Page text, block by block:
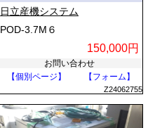
日立産機システム
POD-3.7M６
150,000円
お問い合わせ
【個別ページ】
【フォーム】
Z24062755